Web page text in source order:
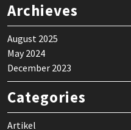
Archieves
August 2025
May 2024
December 2023
Categories
Artikel